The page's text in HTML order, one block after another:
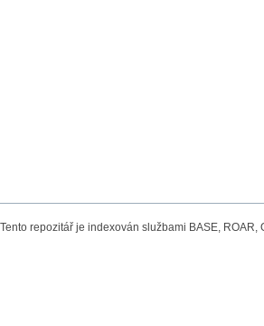
Tento repozitář je indexován službami BASE, ROAR,